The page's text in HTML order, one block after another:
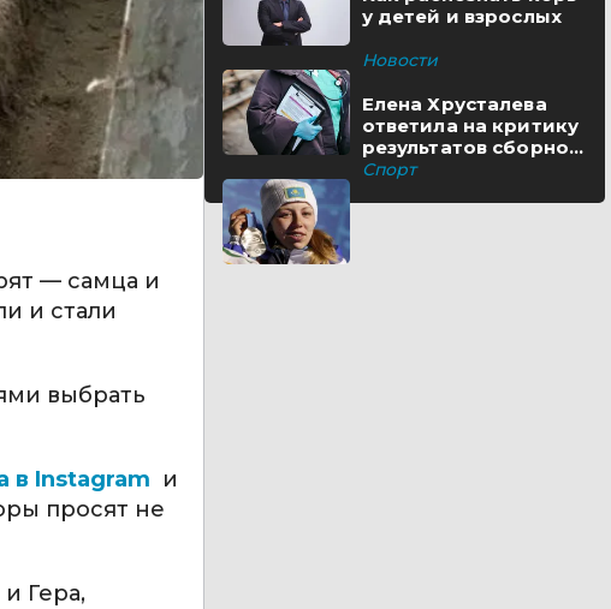
— самца и
и стали
выбрать
в Instagram и
просят не
Гера,
у детей и взрослых
Новости
Елена Хрусталева
ответила на критику
результатов сборной
Казахстана
Спорт